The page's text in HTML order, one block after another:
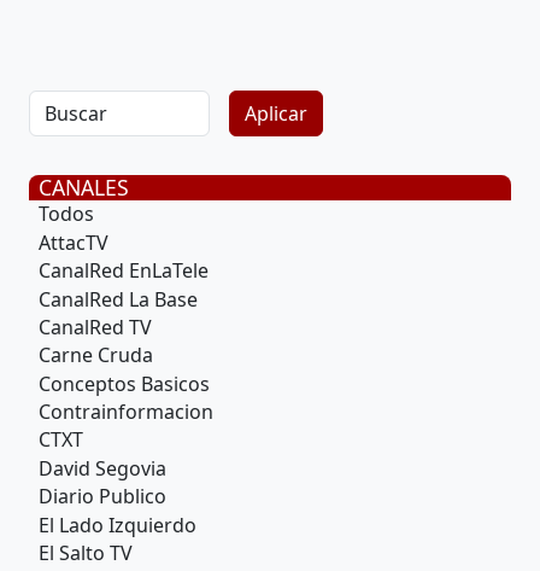
CANALES
Todos
AttacTV
CanalRed EnLaTele
CanalRed La Base
CanalRed TV
Carne Cruda
Conceptos Basicos
Contrainformacion
CTXT
David Segovia
Diario Publico
El Lado Izquierdo
El Salto TV